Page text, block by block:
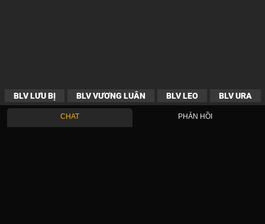
BLV LƯU BỊ BLV VƯƠNG LUÂN BLV LEO BLV URA
CHAT PHẢN HỒI